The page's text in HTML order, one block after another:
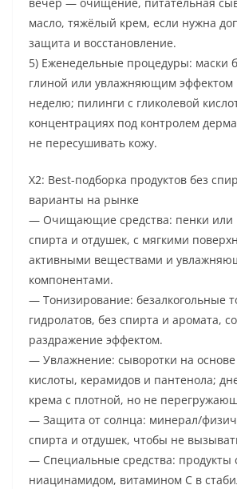
масло, тяжёлый крем, если нужна
защита и восстановление.
5) Еженедельные процедуры: маски
глиной или увлажняющим эффектом
неделю; пилинги с гликолевой
концентрациях под контролем
не пересушивать кожу.
Х2: Best-подборка продуктов без
варианты на рынке
— Очищающие средства: пенки или
спирта и отдушек, с мягкими
активными веществами и
компонентами.
— Тонизирование: безалкогольные
гидролатов, без спирта и аромата,
раздражение эффектом.
— Увлажнение: сыворотки на основе
кислоты, керамидов и пантенола;
крема с плотной, но не
— Защита от солнца: минерал/
спирта и отдушек, чтобы не
— Специальные средства: продукты
ниацинамидом, витамином C в